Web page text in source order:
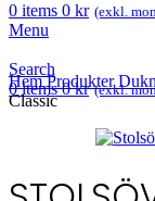
0 items 0 kr (exkl.
Menu
Search
0items 0kr (exkl.
HemProdukter
Classic